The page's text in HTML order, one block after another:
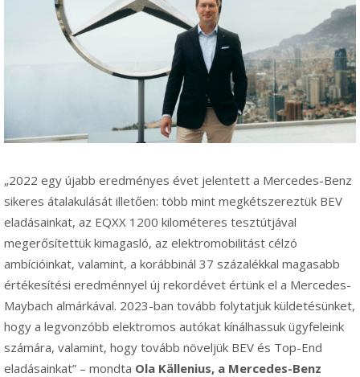
„2022 egy újabb eredményes évet jelentett a Mercedes-Benz
sikeres átalakulását illetően: több mint megkétszereztük BEV
eladásainkat, az EQXX 1200 kilométeres tesztútjával
megerősítettük kimagasló, az elektromobilitást célzó
ambícióinkat, valamint, a korábbinál 37 százalékkal magasabb
értékesítési eredménnyel új rekordévet értünk el a Mercedes-
Maybach almárkával. 2023-ban tovább folytatjuk küldetésünket,
hogy a legvonzóbb elektromos autókat kínálhassuk ügyfeleink
számára, valamint, hogy tovább növeljük BEV és Top-End
eladásainkat” – mondta Ola Källenius, a Mercedes-Benz